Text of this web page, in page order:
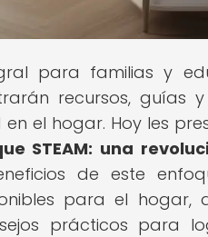
para familias y
recursos, guías y
el hogar. Hoy les
STEAM: una
de este
para el hogar,
prácticos para